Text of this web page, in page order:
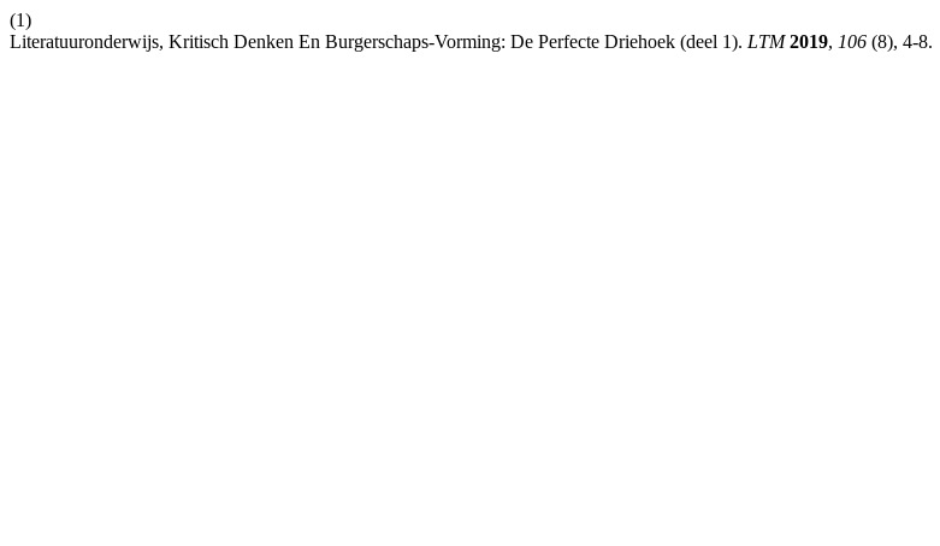
(1)
Literatuuronderwijs, Kritisch Denken En Burgerschaps-Vorming: De Perfecte Driehoek (deel 1). LTM 2019, 106 (8), 4-8.